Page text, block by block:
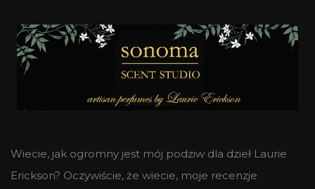
Wiecie, jak ogromny jest mój podziw dla dzieł Laurie
Erickson? Oczywiście, że wiecie, moje recenzje